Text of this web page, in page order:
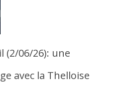
(2/06/26): une
avec la Thelloise